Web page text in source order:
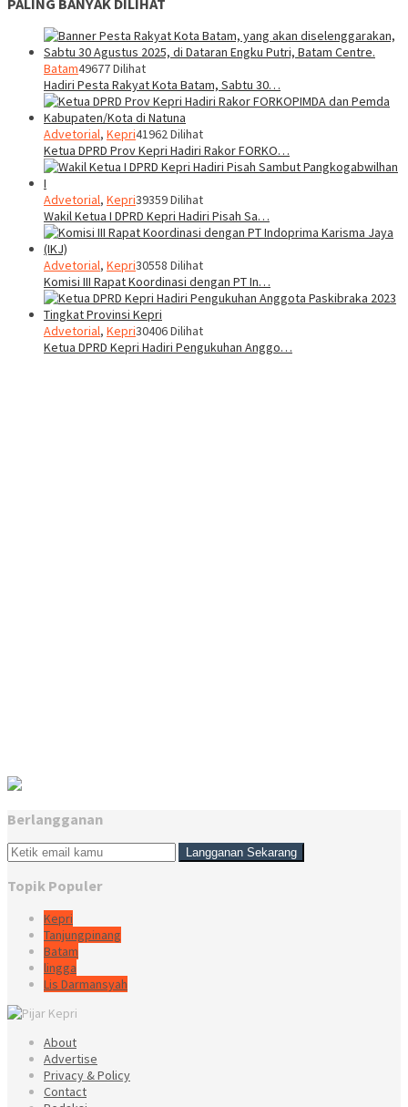
Batam49677 Dilihat
Hadiri Pesta Rakyat Kota Batam, Sabtu 30…
Advetorial, Kepri41962 Dilihat
Ketua DPRD Prov Kepri Hadiri Rakor FORKO…
Advetorial, Kepri39359 Dilihat
Wakil Ketua I DPRD Kepri Hadiri Pisah Sa…
Advetorial, Kepri30558 Dilihat
Komisi III Rapat Koordinasi dengan PT In…
Advetorial, Kepri30406 Dilihat
Ketua DPRD Kepri Hadiri Pengukuhan Anggo…
Berlangganan
Topik Populer
Kepri
Tanjungpinang
Batam
lingga
Lis Darmansyah
About
Advertise
Privacy & Policy
Contact